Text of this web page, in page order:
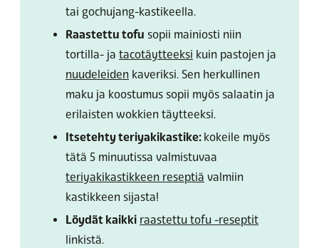
tai gochujang-kastikeella.
Raastettu tofu sopii mainiosti niin
tortilla- ja tacotäytteeksi kuin pastojen ja
nuudeleiden kaveriksi. Sen herkullinen
maku ja koostumus sopii myös salaatin ja
erilaisten wokkien täytteeksi.
Itsetehty teriyakikastike: kokeile myös
tätä 5 minuutissa valmistuvaa
teriyakikastikkeen reseptiä valmiin
kastikkeen sijasta!
Löydät kaikki raastettu tofu -reseptit
linkistä.